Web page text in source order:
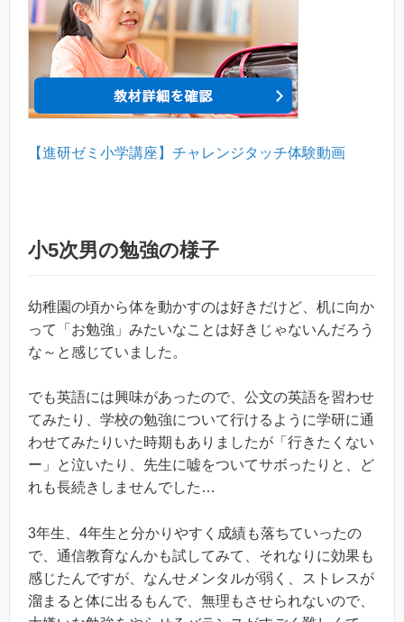
【進研ゼミ小学講座】チャレンジタッチ体験動画
小5次男の勉強の様子
幼稚園の頃から体を動かすのは好きだけど、机に向か
って「お勉強」みたいなことは好きじゃないんだろう
な～と感じていました。
でも英語には興味があったので、公文の英語を習わせ
てみたり、学校の勉強について行けるように学研に通
わせてみたりいた時期もありましたが「行きたくない
ー」と泣いたり、先生に嘘をついてサボったりと、ど
れも長続きしませんでした…
3年生、4年生と分かりやすく成績も落ちていったの
で、通信教育なんかも試してみて、それなりに効果も
感じたんですが、なんせメンタルが弱く、ストレスが
溜まると体に出るもんで、無理もさせられないので、